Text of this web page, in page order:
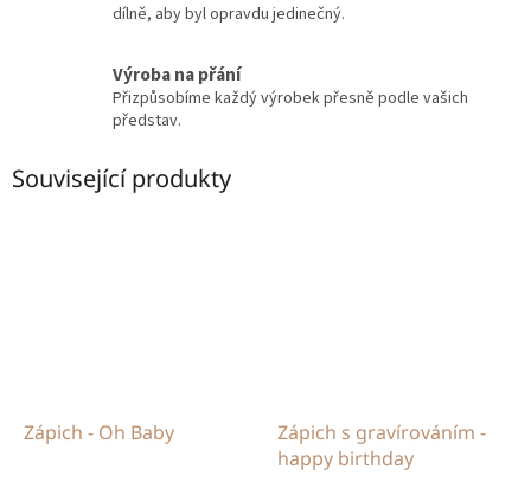
dílně, aby byl opravdu jedinečný.
Výroba na přání
Přizpůsobíme každý výrobek přesně podle vašich
představ.
Související produkty
Zápich - Oh Baby
Zápich s gravírováním -
happy birthday